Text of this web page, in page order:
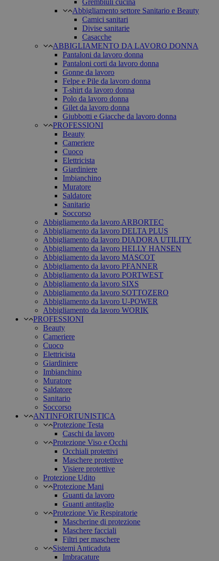
Grembiuli cucina
Abbigliamento settore Sanitario e Beauty
Camici sanitari
Divise sanitarie
Casacche
ABBIGLIAMENTO DA LAVORO DONNA
Pantaloni da lavoro donna
Pantaloni corti da lavoro donna
Gonne da lavoro
Felpe e Pile da lavoro donna
T-shirt da lavoro donna
Polo da lavoro donna
Gilet da lavoro donna
Giubbotti e Giacche da lavoro donna
PROFESSIONI
Beauty
Cameriere
Cuoco
Elettricista
Giardiniere
Imbianchino
Muratore
Saldatore
Sanitario
Soccorso
Abbigliamento da lavoro ARBORTEC
Abbigliamento da lavoro DELTA PLUS
Abbigliamento da lavoro DIADORA UTILITY
Abbigliamento da lavoro HELLY HANSEN
Abbigliamento da lavoro MASCOT
Abbigliamento da lavoro PFANNER
Abbigliamento da lavoro PORTWEST
Abbigliamento da lavoro SIXS
Abbigliamento da lavoro SOTTOZERO
Abbigliamento da lavoro U-POWER
Abbigliamento da lavoro WORIK
PROFESSIONI
Beauty
Cameriere
Cuoco
Elettricista
Giardiniere
Imbianchino
Muratore
Saldatore
Sanitario
Soccorso
ANTINFORTUNISTICA
Protezione Testa
Caschi da lavoro
Protezione Viso e Occhi
Occhiali protettivi
Maschere protettive
Visiere protettive
Protezione Udito
Protezione Mani
Guanti da lavoro
Guanti antitaglio
Protezione Vie Respiratorie
Mascherine di protezione
Maschere facciali
Filtri per maschere
Sistemi Anticaduta
Imbracature